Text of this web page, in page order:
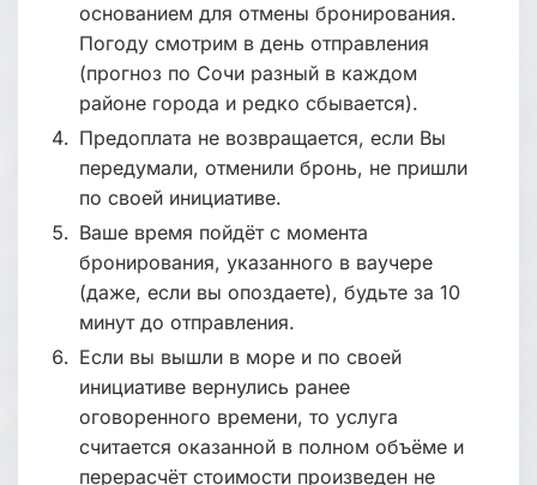
основанием для отмены бронирования.
Погоду смотрим в день отправления
(прогноз по Сочи разный в каждом
районе города и редко сбывается).
Предоплата не возвращается, если Вы
передумали, отменили бронь, не пришли
по своей инициативе.
Ваше время пойдёт с момента
бронирования, указанного в ваучере
(даже, если вы опоздаете), будьте за 10
минут до отправления.
Если вы вышли в море и по своей
инициативе вернулись ранее
оговоренного времени, то услуга
считается оказанной в полном объёме и
перерасчёт стоимости произведен не